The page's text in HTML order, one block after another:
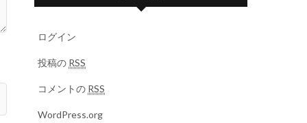
ログイン
投稿の RSS
コメントの RSS
WordPress.org